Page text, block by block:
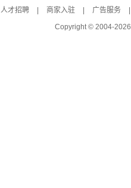
人才招聘 商家入驻 广告服务
Copyright © 2004-2026